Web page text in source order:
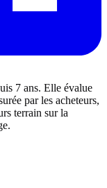
7 ans. Elle évalue
par les acheteurs,
terrain sur la